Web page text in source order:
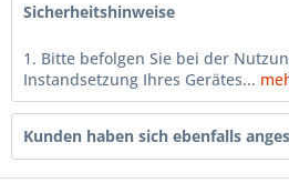
Sicherheitshinweise
1. Bitte befolgen Sie bei der
Instandsetzung Ihres Gerätes...
Kunden haben sich ebenfalls